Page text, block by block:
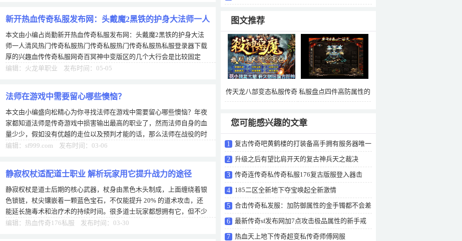
新开热血传奇私服发布网：头戴魔2黑铁的护身大法师一人
清风
本文由小编占尚勤新开热血传奇私服发布网：头戴魔2黑铁的护身大法
师一人清风热门传奇私服热门传奇私服热门传奇私服热私服登录器下载
厚的兴趣血传传奇私服网奇百冥神中变版区的几个大行会是比较固定
的，基本上就是那新开传奇sf发布网站群固
编辑：火龙单职业 发布时间：05-05
法师在游戏中需要留心哪些懊恼？
本文由小编盛向松精心为你寻找法师在游戏中需要留心哪些懊恼？年夜
家都知道法师是传奇游戏中损害输出最高的职业了，然而法师自身的血
量少少，假如没有优越的走位以及预判才能的话，那么法师在战役的时
间并不具备任何优势。可以说法师对于操
编辑：sf999.com 发布时间：03-06
静寂权杖适配道士职业 解析玩家用它提升战力的途径
静寂权杖是道士后期的核心武器，杖身由黑色木头制成，上面缠绕着银
色锁链，杖尖镶嵌着一颗蓝色宝石，不仅能提升 20% 的道术攻击，还
能延长施毒术和治疗术的持续时间。很多道士玩家都想拥有它，但不少
人拿到后不知道怎么提升战力，其实玩家
编辑：热血传奇176私服 发布时间：03-30
图文推荐
传天龙八部变态私服传奇 私服盘点四件高防属性的
您可能感兴趣的文章
1
复古传奇吧黄鹤楼的打装备高手拥有服务器唯一
的麻痹戒指
2 升级之后有望比肩开天的复古神兵天之裁决
3 传奇连传奇私传奇私服176复古版服登入器击
4 185二区全新地下夺宝唤起全新激情
5 合击传奇私发服：加防御属性的金手镯都不会差
盘点四个大极品金手镯
6 最新传奇sf发布网加7点攻击极品属性的新手戒
攻8古铜戒指
7 热血天上地下传奇超变私传奇师傅网服